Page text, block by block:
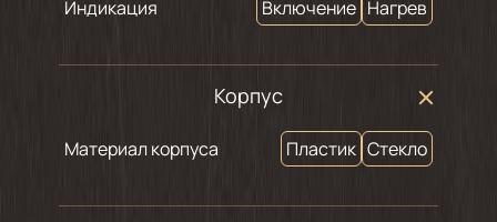
Индикация
Включение Нагрев
Корпус
Материал корпуса Пластик Стекло